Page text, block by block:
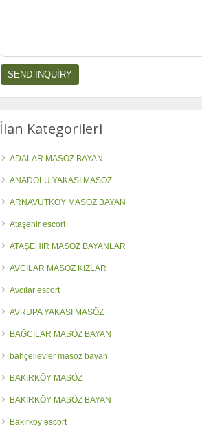
İlan Kategorileri
ADALAR MASÖZ BAYAN
ANADOLU YAKASI MASÖZ
ARNAVUTKÖY MASÖZ BAYAN
Ataşehir escort
ATAŞEHİR MASÖZ BAYANLAR
AVCILAR MASÖZ KIZLAR
Avcılar escort
AVRUPA YAKASI MASÖZ
BAĞCILAR MASÖZ BAYAN
bahçelievler masöz bayan
BAKIRKÖY MASÖZ
BAKIRKÖY MASÖZ BAYAN
Bakırköy escort